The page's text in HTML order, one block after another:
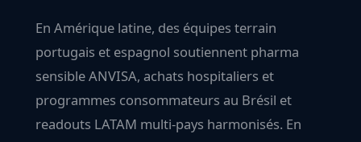
En Amérique latine, des équipes terrain
portugais et espagnol soutiennent pharma
sensible ANVISA, achats hospitaliers et
programmes consommateurs au Brésil et
readouts LATAM multi-pays harmonisés. En